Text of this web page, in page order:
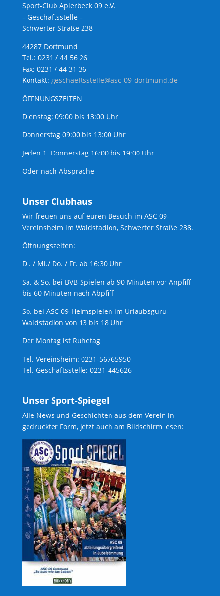
Sport-Club Aplerbeck 09 e.V.
– Geschäftsstelle –
Schwerter Straße 238
44287 Dortmund
Tel.: 0231 / 44 56 26
Fax: 0231 / 44 31 36
Kontakt: geschaeftsstelle@asc-09-dortmund.de
ÖFFNUNGSZEITEN
Dienstag: 09:00 bis 13:00 Uhr
Donnerstag 09:00 bis 13:00 Uhr
Jeden 1. Donnerstag 16:00 bis 19:00 Uhr
Oder nach Absprache
Unser Clubhaus
Wir freuen uns auf euren Besuch im ASC 09-
Vereinsheim im Waldstadion, Schwerter Straße 238.
Öffnungszeiten:
Di. / Mi./ Do. / Fr. ab 16:30 Uhr
Sa. & So. bei BVB-Spielen ab 90 Minuten vor Anpfiff
bis 60 Minuten nach Abpfiff
So. bei ASC 09-Heimspielen im Urlaubsguru-
Waldstadion von 13 bis 18 Uhr
Der Montag ist Ruhetag
Tel. Vereinsheim: 0231-56765950
Tel. Geschäftsstelle: 0231-445626
Unser Sport-Spiegel
Alle News und Geschichten aus dem Verein in
gedruckter Form, jetzt auch am Bildschirm lesen: